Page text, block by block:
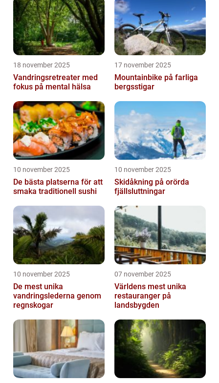
18 november 2025
Vandringsretreater med
fokus på mental hälsa
17 november 2025
Mountainbike på farliga
bergsstigar
10 november 2025
De bästa platserna för att
smaka traditionell sushi
10 november 2025
Skidåkning på orörda
fjällsluttningar
10 november 2025
De mest unika
vandringslederna genom
regnskogar
07 november 2025
Världens mest unika
restauranger på
landsbygden